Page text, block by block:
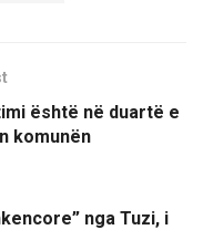
është në duartë e
komunën
nga Tuzi, i